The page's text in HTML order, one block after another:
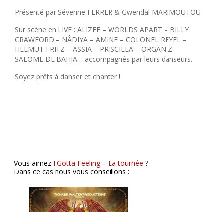
Présenté par Séverine FERRER & Gwendal MARIMOUTOU
Sur scène en LIVE : ALIZEE – WORLDS APART – BILLY
CRAWFORD – NÂDIYA – AMINE – COLONEL REYEL –
HELMUT FRITZ – ASSIA – PRISCILLA – ORGANIZ –
SALOME DE BAHIA… accompagnés par leurs danseurs.
Soyez prêts à danser et chanter !
Vous aimez I Gotta Feeling – La tournée ?
Dans ce cas nous vous conseillons :